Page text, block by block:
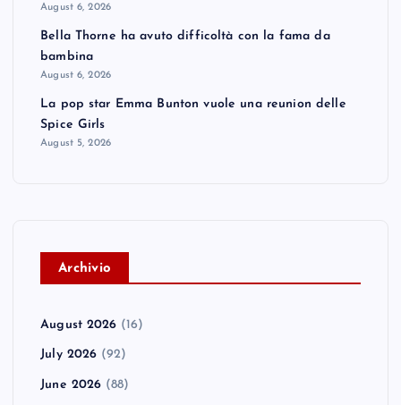
August 6, 2026
Bella Thorne ha avuto difficoltà con la fama da
bambina
August 6, 2026
La pop star Emma Bunton vuole una reunion delle
Spice Girls
August 5, 2026
Archivio
August 2026 (16)
July 2026 (92)
June 2026 (88)